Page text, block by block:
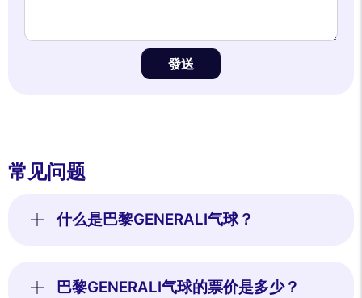
發送
常见问题
什么是巴黎GENERALI气球？
巴黎GENERALI气球的票价是多少？